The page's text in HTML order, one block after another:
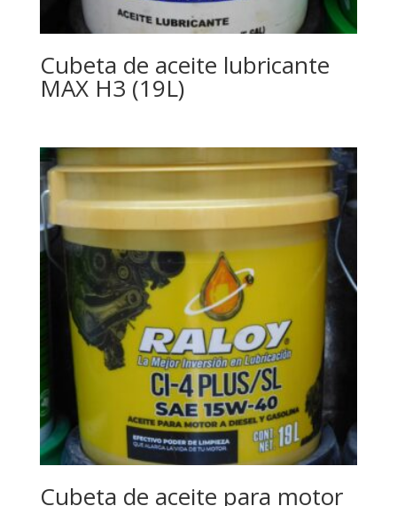
Cubeta de aceite lubricante
MAX H3 (19L)
Cubeta de aceite para motor